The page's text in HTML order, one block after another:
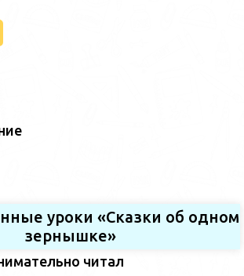
уроки «Сказки об одном
зернышке»
читал